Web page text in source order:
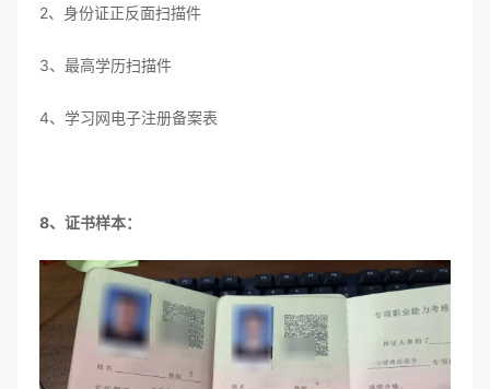
2、身份证正反面扫描件
3、最高学历扫描件
4、学习网电子注册备案表
8、证书样本：